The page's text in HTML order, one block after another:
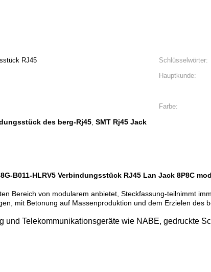
RJ45 Schlüsselwörter:
Hauptkunde:
Farbe:
des berg-Rj45, SMT Rj45 Jack
B011-HLRV5 Verbindungsstück RJ45 Lan Jack 8P8C
Bereich von modularem anbietet, Steckfassung-teilnimmt
mit Betonung auf Massenproduktion und dem Erzielen des
und Telekommunikationsgeräte wie NABE, gedruckte